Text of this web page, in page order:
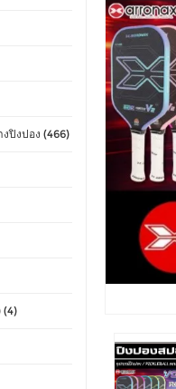
ปิงปอง (466)
(4)